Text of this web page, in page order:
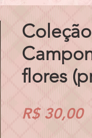
flores
R$ 30,00